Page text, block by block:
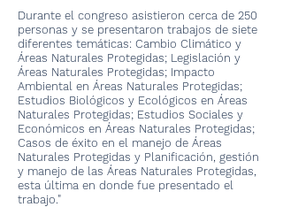
Durante el congreso asistieron cerca de 250
personas y se presentaron trabajos de siete
diferentes temáticas: Cambio Climático y
Áreas Naturales Protegidas; Legislación y
Áreas Naturales Protegidas; Impacto
Ambiental en Áreas Naturales Protegidas;
Estudios Biológicos y Ecológicos en Áreas
Naturales Protegidas; Estudios Sociales y
Económicos en Áreas Naturales Protegidas;
Casos de éxito en el manejo de Áreas
Naturales Protegidas y Planificación, gestión
y manejo de las Áreas Naturales Protegidas,
esta última en donde fue presentado el
trabajo."